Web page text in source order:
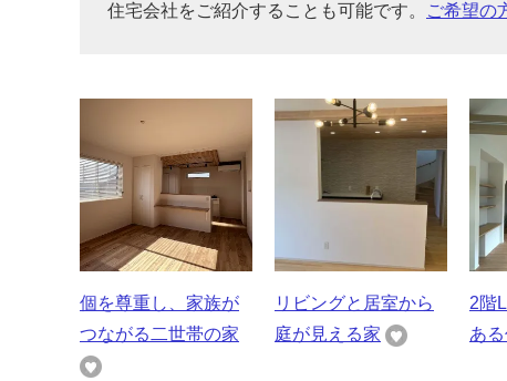
住宅会社をご紹介することも可能です。
ご希望の
個を尊重し、家族が
つながる二世帯の家
リビングと居室から
庭が見える家
2階
あ